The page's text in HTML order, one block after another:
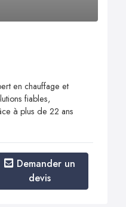
en chauffage et
fiables,
à plus de 22 ans
Demander un
devis